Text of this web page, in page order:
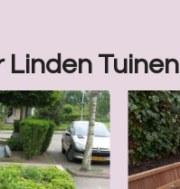
Linden Tuinen